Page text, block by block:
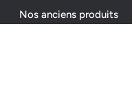
Nos anciens produits